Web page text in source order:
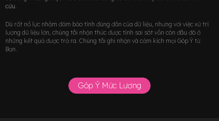
cứu.
Dù rất nổ lực nhằm đảm bảo tính đúng đắn của dữ liệu, nhưng với việc xử trí
lượng dữ liệu lớn, chúng tôi nhận thức được tính sai sót vẫn còn đâu đó ở
những kết quả được trả ra. Chúng tôi ghi nhận và cảm kích mọi Góp Ý từ
Bạn.
Góp Ý Mức Lương